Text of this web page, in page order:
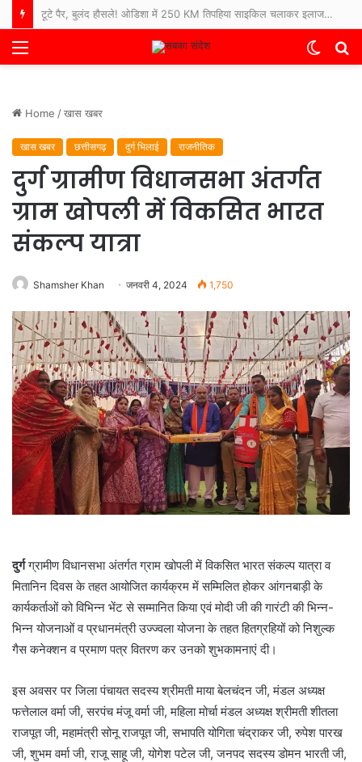
टूटे पैर, बुलंद हौसले! ओडिशा में 250 KM तिपहिया साइकिल चलाकर इलाज कराने अस्पताल पहुंचे 65 साल के बुजुर्ग
Menu
Switch
Home /खास खबर
खास खबर छत्तीसगढ़ दुर्ग भिलाई राजनीतिक
दुर्ग ग्रामीण विधानसभा अंतर्गत
ग्राम खोपली में विकसित भारत
संकल्प यात्रा
Shamsher Khan जनवरी 4, 2024 1,750
दुर्गग्रामीण विधानसभा अंतर्गत ग्राम खोपली में विकसित भारत संकल्प यात्रा व
मितानिन दिवस के तहत आयोजित कार्यक्रम में सम्मिलित होकर आंगनबाड़ी के
कार्यकर्ताओं को विभिन्न भेंट से सम्मानित किया एवं मोदी जी की गारंटी की भिन्न-
भिन्न योजनाओं व प्रधानमंत्री उज्ज्वला योजना के तहत हितग्रहियों को निशुल्क
गैस कनेक्शन व प्रमाण पत्र वितरण कर उनको शुभकामनाएं दी।
इस अवसर पर जिला पंचायत सदस्य श्रीमती माया बेलचंदन जी, मंडल अध्यक्ष
फत्तेलाल वर्मा जी, सरपंच मंजू वर्मा जी, महिला मोर्चा मंडल अध्यक्ष श्रीमती शीतला
राजपूत जी, महामंत्री सोनू राजपूत जी, सभापति योगिता चंद्राकर जी, रुपेश पारख
जी, शुभम वर्मा जी, राजू साहू जी, योगेश पटेल जी, जनपद सदस्य डोमन भारती जी,